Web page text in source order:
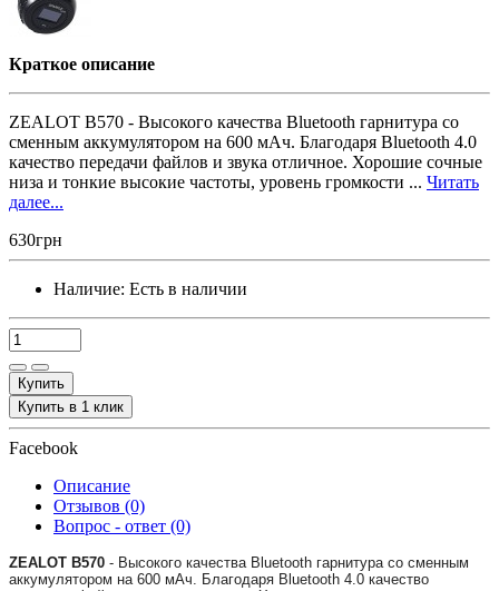
Краткое описание
ZEALOT B570 - Высокого качества Bluetooth гарнитура со
сменным аккумулятором на 600 мАч. Благодаря Bluetooth 4.0
качество передачи файлов и звука отличное. Хорошие сочные
низа и тонкие высокие частоты, уровень громкости ... Читать
далее...
630грн
Наличие: Есть в наличии
Купить
Купить в 1 клик
Facebook
Описание
Отзывов (0)
Вопрос - ответ (0)
ZEALOT B570 - Высокого качества Bluetooth гарнитура со сменным
аккумулятором на 600 мАч. Благодаря Bluetooth 4.0 качество